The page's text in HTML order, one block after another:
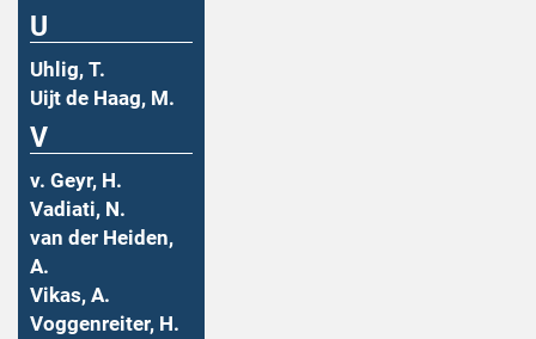
U
Uhlig, T.
Uijt de Haag, M.
V
v. Geyr, H.
Vadiati, N.
van der Heiden,
A.
Vikas, A.
Voggenreiter, H.